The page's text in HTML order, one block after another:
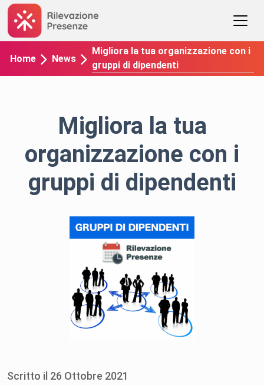
Home News
Migliora la tua organizzazione con i
gruppi di dipendenti
Migliora la tua
organizzazione con i
gruppi di dipendenti
Scritto il 26 Ottobre 2021